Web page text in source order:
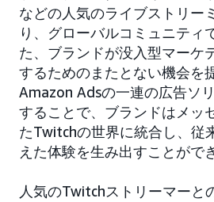
などの人気のライブストリー
り、グローバルコミュニティ
た、ブランドが没入型マーケ
するためのまたとない機会を
Amazon Adsの一連の広告ソ
することで、ブランドはメッ
たTwitchの世界に統合し、従
えた体験を生み出すことがで
人気のTwitchストリーマーと